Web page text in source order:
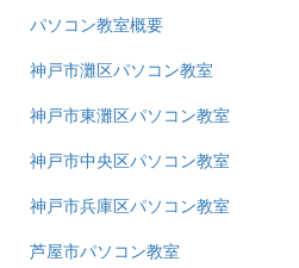
パソコン教室概要
神戸市灘区パソコン教室
神戸市東灘区パソコン教室
神戸市中央区パソコン教室
神戸市兵庫区パソコン教室
芦屋市パソコン教室